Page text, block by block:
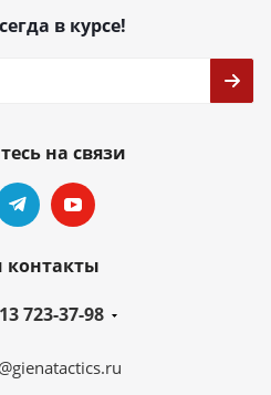
в курсе!
на связи
723-37-98